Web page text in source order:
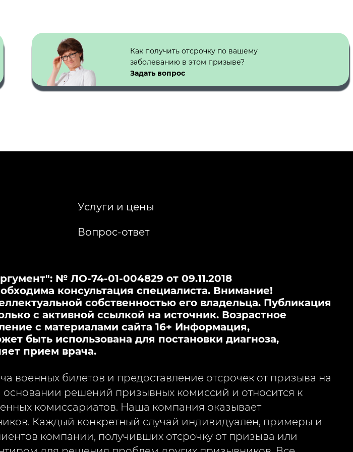
Как получить отсрочку по вашему
заболеванию в этом призыве?
Задать вопрос
Услуги и цены
Вопрос-ответ
№ ЛО-74-01-004829 от 09.11.2018
консультация специалиста. Внимание!
собственностью его владельца. Публикация
с активной ссылкой на источник. Возрастное
с материалами сайта 16+ Информация,
быть использована для постановки диагноза,
прием врача.
билетов и предоставление отсрочек от призыва на
основании решений призывных комиссий и относится к
комиссариатов. Наша компания оказывает
Каждый конкретный случай индивидуален, примеры и
компании, получивших отсрочку от призыва или